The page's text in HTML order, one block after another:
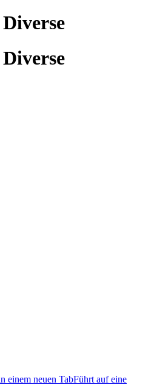
einem neuen TabFührt auf eine